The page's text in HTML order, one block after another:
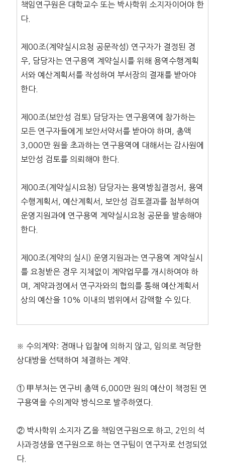
책임연구원은 대학교수 또는 박사학위 소지자이어야 한
다.
제00조(계약실시요청 공문작성) 연구자가 결정된 경
우, 담당자는 연구용역 계약실시를 위해 용역수행계획
서와 예산계획서를 작성하여 부서장의 결재를 받아야
한다.
제00조(보안성 검토) 담당자는 연구용역에 참가하는
모든 연구자들에게 보안서약서를 받아야 하며, 총액
3,000만 원을 초과하는 연구용역에 대해서는 감사원에
보안성 검토를 의뢰해야 한다.
제00조(계약실시요청) 담당자는 용역방침결정서, 용역
수행계획서, 예산계획서, 보안성 검토결과를 첨부하여
운영지원과에 연구용역 계약실시요청 공문을 발송해야
한다.
제00조(계약의 실시) 운영지원과는 연구용역 계약실시
를 요청받은 경우 지체없이 계약업무를 개시하여야 하
며, 계약과정에서 연구자와의 협의를 통해 예산계획서
상의 예산을 10% 이내의 범위에서 감액할 수 있다.
※ 수의계약: 경매나 입찰에 의하지 않고, 임의로 적당한
상대방을 선택하여 체결하는 계약.
① 甲부처는 연구비 총액 6,000만 원의 예산이 책정된 연
구용역을 수의계약 방식으로 발주하였다.
② 박사학위 소지자 乙을 책임연구원으로 하고, 2인의 석
사과정생을 연구원으로 하는 연구팀이 연구자로 선정되었
다.